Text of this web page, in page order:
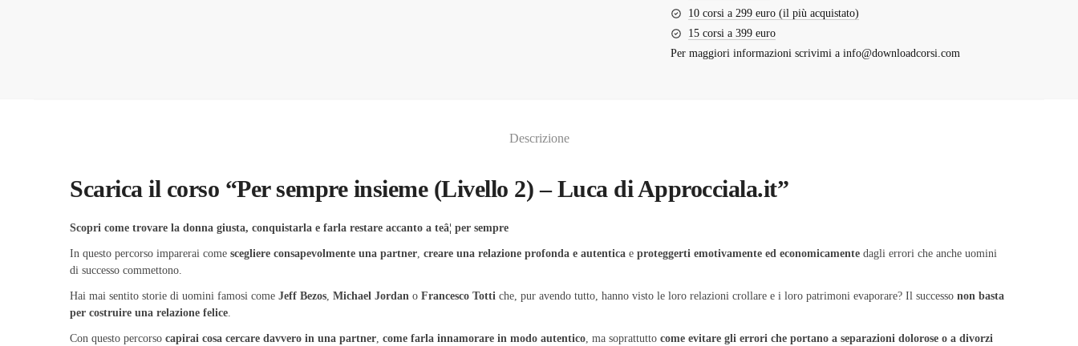
10 corsi a 299 euro (il più acquistato)
15 corsi a 399 euro
Per maggiori informazioni scrivimi a info@downloadcorsi.com
Descrizione
Scarica il corso “Per sempre insieme (Livello 2) – Luca di Approcciala.it”
Scopri come trovare la donna giusta, conquistarla e farla restare accanto a teâ¦ per sempre
In questo percorso imparerai comescegliere consapevolmente una partner ,creare una relazione profonda e autentica eproteggerti emotivamente ed economicamente dagli errori che anche uomini
di successo commettono.
Hai mai sentito storie di uomini famosi comeJeff Bezos,Michael Jordan oFrancesco Totti che, pur avendo tutto, hanno visto le loro relazioni crollare e i loro patrimoni evaporare? Il successonon basta
per costruire una relazione felice.
Con questo percorsocapirai cosa cercare davvero in una partner,come farla innamorare in modo autentico, ma soprattuttocome evitare gli errori che portano a separazioni dolorose o a divorzi